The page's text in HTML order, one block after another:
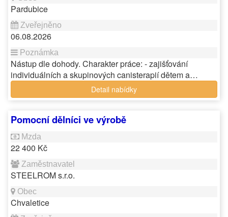
Pardubice
06.08.2026
Nástup dle dohody. Charakter práce: - zajišťování
individuálních a skupinových canisterapií dětem a…
Detail nabídky
Pomocní dělníci ve výrobě
22 400 Kč
STEELROM s.r.o.
Chvaletice